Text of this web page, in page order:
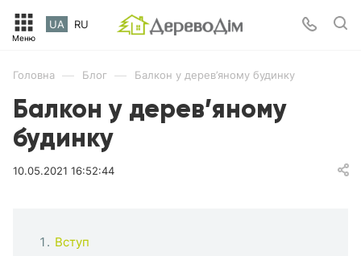
UA RU
Головна — Блог — Балкон у дерев’яному будинку
Балкон у дерев’яному
будинку
10.05.2021 16:52:44
Вступ